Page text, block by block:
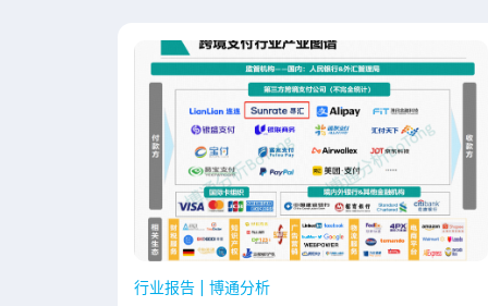
行业报告 | 博通分析